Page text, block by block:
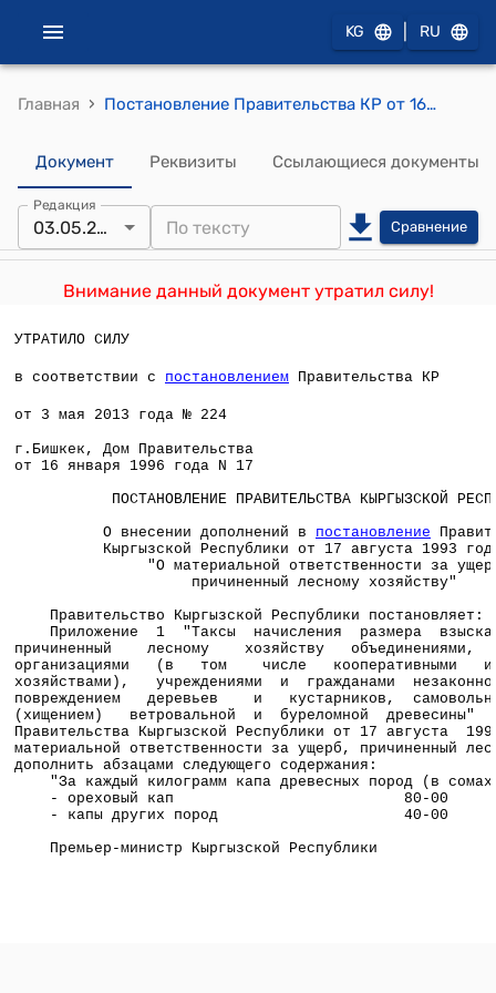
KG RU
Главная › Постановление Правительства КР от 16 января 1996 года №17 "О внесении дополнений в постановление Правительства Кыргызской Республики от 17 августа 1992 года N 403 "О материальной ответственности за ущерб, причиненный лесному хозяйству"
Документ Реквизиты Ссылающиеся документы
Редакция
03.05.2013 Сравнение
Внимание данный документ утратил силу!